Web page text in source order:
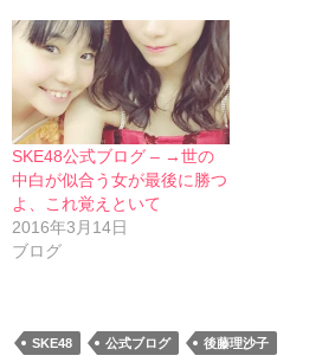
SKE48公式ブログ – →世の
中白が似合う女が最後に勝つ
よ、これ覚えといて
2016年3月14日
ブログ
SKE48 公式ブログ 後藤理沙子